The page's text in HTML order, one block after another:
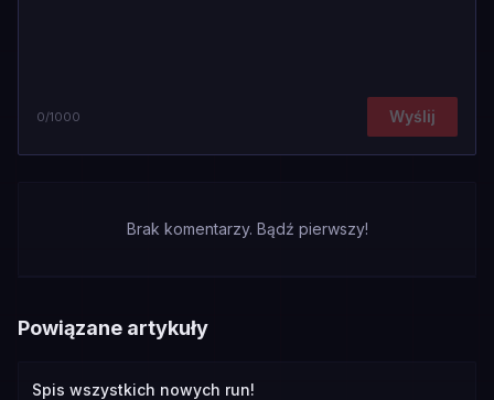
0/1000 Wyślij
Brak komentarzy. Bądź pierwszy!
Powiązane artykuły
Spis wszystkich nowych run!